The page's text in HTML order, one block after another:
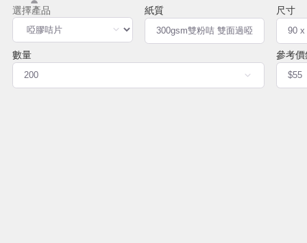
紙質 尺寸
數量 參考價